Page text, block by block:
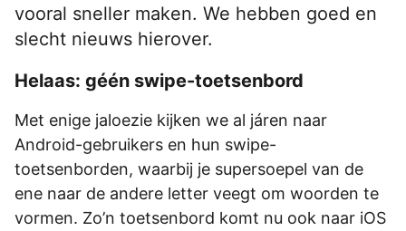
vooral sneller maken. We hebben goed en
slecht nieuws hierover.
Helaas: géén swipe-toetsenbord
Met enige jaloezie kijken we al járen naar
Android-gebruikers en hun swipe-
toetsenborden, waarbij je supersoepel van de
ene naar de andere letter veegt om woorden te
vormen. Zo’n toetsenbord komt nu ook naar iOS